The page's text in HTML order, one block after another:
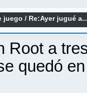
juego / Re:Ayer jugué
Root a
quedó